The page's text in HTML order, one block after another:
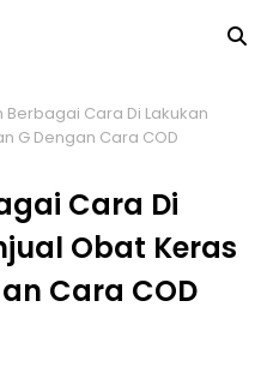
Berbagai Cara Di Lakukan
G Dengan Cara COD
Cara Di
Obat Keras
Cara COD